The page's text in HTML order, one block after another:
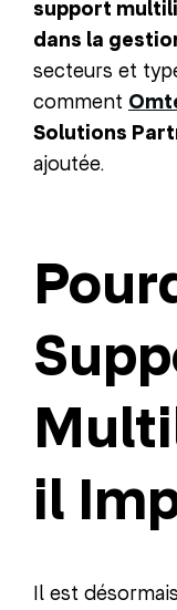
support
dans la
secteurs et
comment
Solutions
ajoutée.
il
Il est